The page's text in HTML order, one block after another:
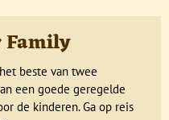
Family
beste van twee
een goede geregelde
de kinderen. Ga op reis